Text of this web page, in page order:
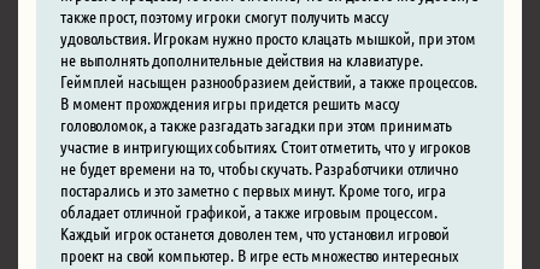
также прост, поэтому игроки смогут получить массу
удовольствия. Игрокам нужно просто клацать мышкой, при этом
не выполнять дополнительные действия на клавиатуре.
Геймплей насыщен разнообразием действий, а также процессов.
В момент прохождения игры придется решить массу
головоломок, а также разгадать загадки при этом принимать
участие в интригующих событиях. Стоит отметить, что у игроков
не будет времени на то, чтобы скучать. Разработчики отлично
постарались и это заметно с первых минут. Кроме того, игра
обладает отличной графикой, а также игровым процессом.
Каждый игрок останется доволен тем, что установил игровой
проект на свой компьютер. В игре есть множество интересных